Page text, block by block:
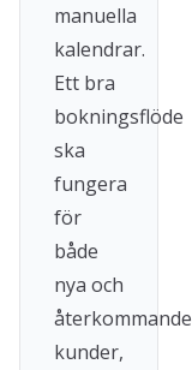
manuella
kalendrar.
Ett bra
bokningsflöde
ska
fungera
för
både
nya och
återkommande
kunder,